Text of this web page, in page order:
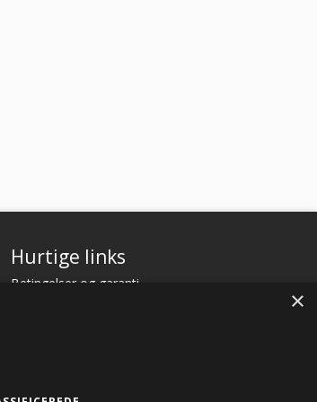
Hurtige links
Betingelser og garanti
×